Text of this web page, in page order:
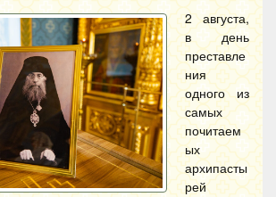
2 августа,
в день
преставле
ния
одного из
самых
почитаем
ых
архипасты
рей